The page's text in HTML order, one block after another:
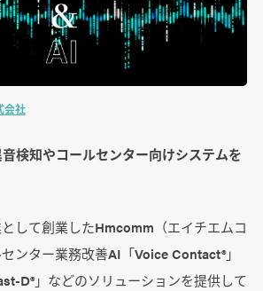
会社
検知やコールセンター向けシステムを
して創業したHmcomm（エイチエムコ
ンター業務改善AI「Voice Contact®」
D®」などのソリューションを提供して